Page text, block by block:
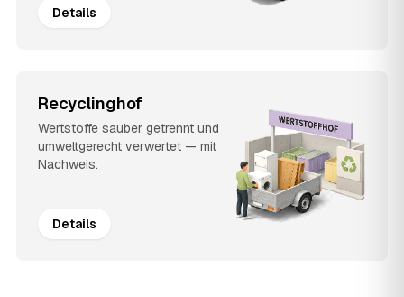
Details
Recyclinghof
Wertstoffe sauber getrennt und
umweltgerecht verwertet — mit
Nachweis.
Details